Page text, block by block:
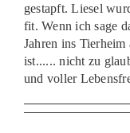
gestapft. Liesel
fit. Wenn ich sage
Jahren ins
ist...... nicht zu
und voller